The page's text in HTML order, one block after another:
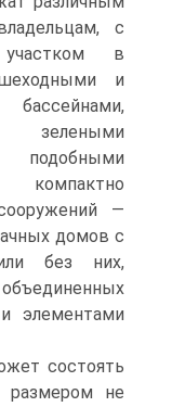
с
в
и
зелеными
подобными
компактно
—
домов с
без них,
элементами
состоять
размером не